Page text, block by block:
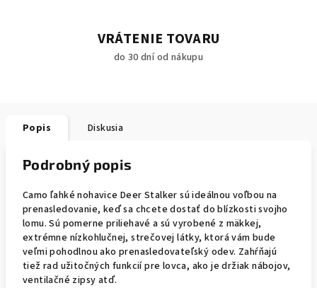
VRÁTENIE TOVARU
do 30 dní od nákupu
Popis Diskusia
Podrobný popis
Camo ľahké nohavice Deer Stalker sú ideálnou voľbou na
prenasledovanie, keď sa chcete dostať do blízkosti svojho
lomu. Sú pomerne priliehavé a sú vyrobené z mäkkej,
extrémne nízkohlučnej, strečovej látky, ktorá vám bude
veľmi pohodlnou ako prenasledovateľský odev. Zahŕňajú
tiež rad užitočných funkcií pre lovca, ako je držiak nábojov,
ventilačné zipsy atď.